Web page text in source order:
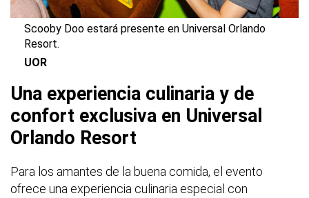
Scooby Doo estará presente en Universal Orlando
Resort.
UOR
Una experiencia culinaria y de
confort exclusiva en Universal
Orlando Resort
Para los amantes de la buena comida, el evento
ofrece una experiencia culinaria especial con